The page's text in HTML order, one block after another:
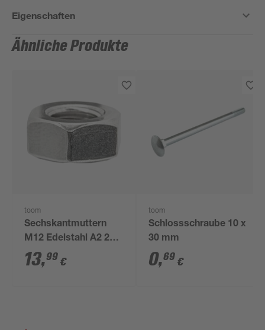
Eigenschaften
Ähnliche Produkte
toom
Sechskantmuttern
M12 Edelstahl A2 25
Stück
13,99 €
toom
Schlossschraube 10 x
30 mm
0,69 €